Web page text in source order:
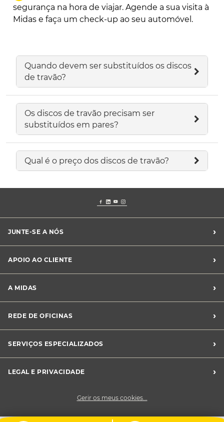
segurança na hora de viajar. Agende a sua visita à
Midas e faça um check-up ao seu automóvel.
Quando devem ser substituídos os discos
de travão?
Os discos de travão precisam ser
substituídos em pares?
Qual é o preço dos discos de travão?
JUNTE-SE A NÓS ›
Franchising Midas
APOIO AO CLIENTE ›
Livro de Reclamações
Canal de Denúncias
Perguntas Frequentes
A MIDAS ›
Sustentabilidade
Notícias Midas
REDE DE OFICINAS ›
SERVIÇOS ESPECIALIZADOS
›
LEGAL E PRIVACIDADE
›
Cookies
Gerir os meus cookies...